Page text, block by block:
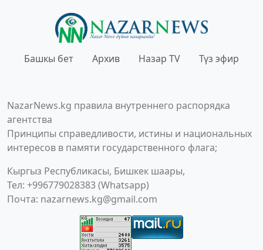
Башкы бет Архив Назар TV Түз эфир
NazarNews.kg правила внутреннего распорядка
агентства
Принципы справедливости, истины и национальных
интересов в памяти государственного флага;
Кыргыз Республикасы, Бишкек шаары,
Тел: +996779028383 (Whatsapp)
Почта: nazarnews.kg@gmail.com